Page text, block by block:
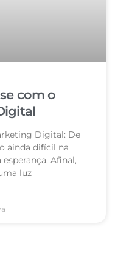
com o
Digital: De
ainda difícil na
Afinal,
luz